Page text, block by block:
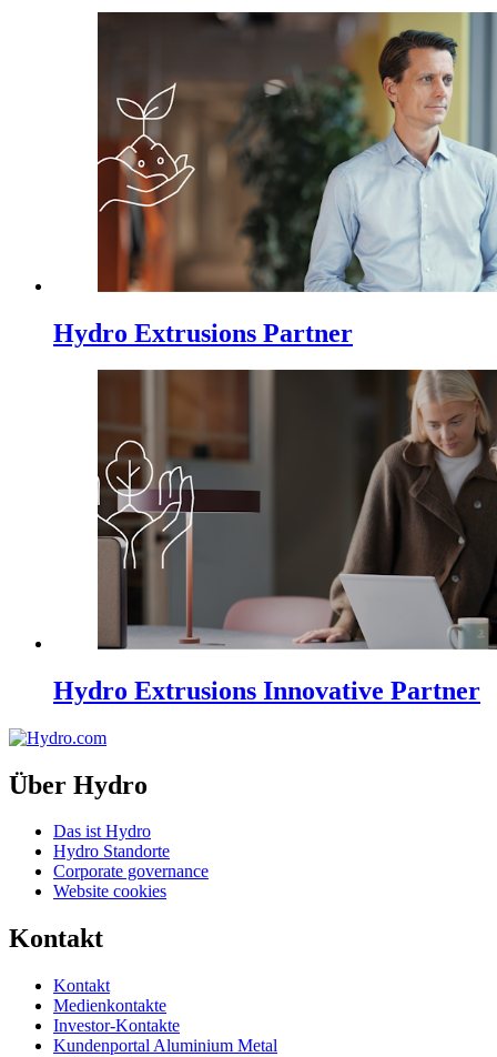
Hydro Extrusions Partner
Hydro Extrusions Innovative Partner
Über Hydro
Das ist Hydro
Hydro Standorte
Corporate governance
Website cookies
Kontakt
Kontakt
Medienkontakte
Investor-Kontakte
Kundenportal Aluminium Metal